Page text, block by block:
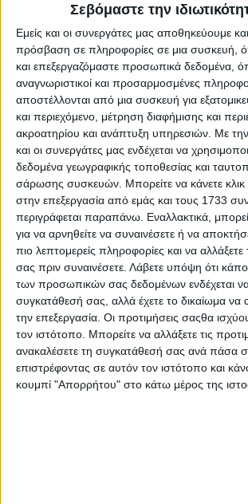
Σεβόμαστε την
Εμείς και οι συνεργάτες μας αποθηκεύουμε
πρόσβαση σε πληροφορίες σε μια συσκευή,
και επεξεργαζόμαστε προσωπικά δεδομένα,
αναγνωριστικοί και προσαρμοσμένες
αποστέλλονται από μια συσκευή για
και περιεχόμενο, μέτρηση διαφήμισης και
ακροατηρίου και ανάπτυξη υπηρεσιών. Με
και οι συνεργάτες μας ενδέχεται να
δεδομένα γεωγραφικής τοποθεσίας και
σάρωσης συσκευών. Μπορείτε να κάνετε κλικ
στην επεξεργασία από εμάς και τους 1733
περιγράφεται παραπάνω. Εναλλακτικά,
για να αρνηθείτε να συναινέσετε ή να
πιο λεπτομερείς πληροφορίες και να αλλάξετε
σας πριν συναινέσετε. Λάβετε υπόψη ότι
των προσωπικών σας δεδομένων ενδέχεται να
συγκατάθεσή σας, αλλά έχετε το δικαίωμα να
την επεξεργασία. Οι προτιμήσεις σαςθα
τον ιστότοπο. Μπορείτε να αλλάξετε τις
ανακαλέσετε τη συγκατάθεσή σας ανά πάσα
επιστρέφοντας σε αυτόν τον ιστότοπο και
κουμπί "Απορρήτου" στο κάτω μέρος της
Το λιλιπούτειο FIAT που γέμισε
συνεργασία με άρωμα καλοκαιριού